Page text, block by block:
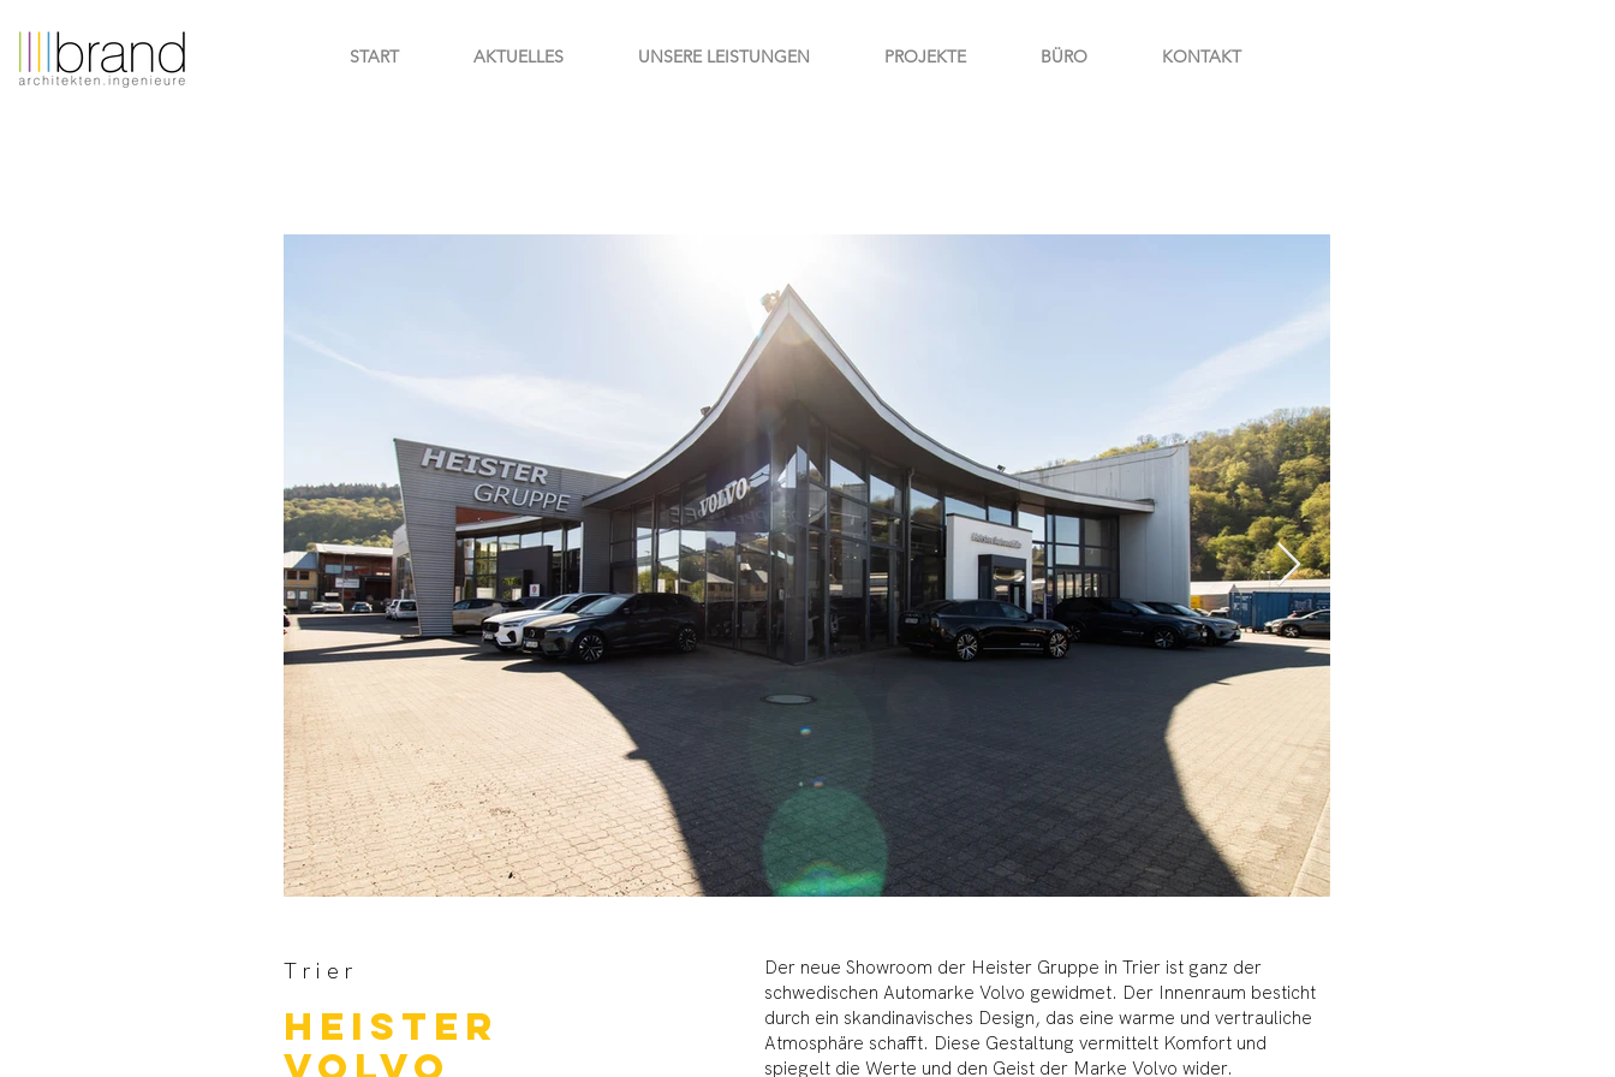
START AKTUELLES UNSERE LEISTUNGEN PROJEKTE BÜRO KONTAKT
Trier
Heister
Volvo
Der neue Showroom der Heister Gruppe in Trier ist ganz der
schwedischen Automarke Volvo gewidmet. Der Innenraum besticht
durch ein skandinavisches Design, das eine warme und vertrauliche
Atmosphäre schafft. Diese Gestaltung vermittelt Komfort und
spiegelt die Werte und den Geist der Marke Volvo wider.